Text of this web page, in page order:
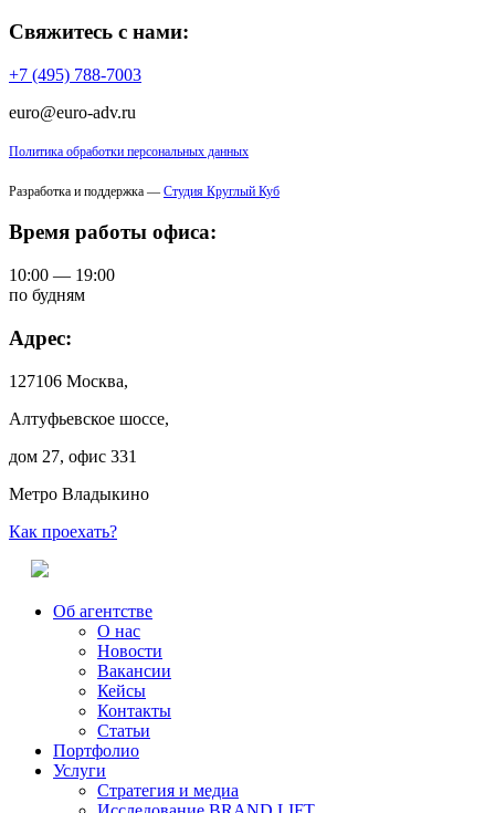
Свяжитесь с нами:
+7 (495) 788-7003
euro@euro-adv.ru
Политика обработки персональных данных
Разработка и поддержка — Студия Круглый Куб
Время работы офиса:
10:00 — 19:00
по будням
Адрес:
127106 Москва,
Алтуфьевское шоссе,
дом 27, офис 331
Метро Владыкино
Как проехать?
Об агентстве
О нас
Новости
Вакансии
Кейсы
Контакты
Статьи
Портфолио
Услуги
Стратегия и медиа